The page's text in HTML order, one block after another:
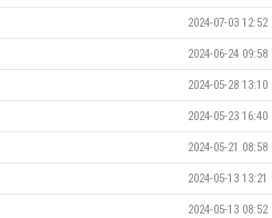
2024-07-03 12:52
2024-06-24 09:58
2024-05-28 13:10
2024-05-23 16:40
2024-05-21 08:58
2024-05-13 13:21
2024-05-13 08:52